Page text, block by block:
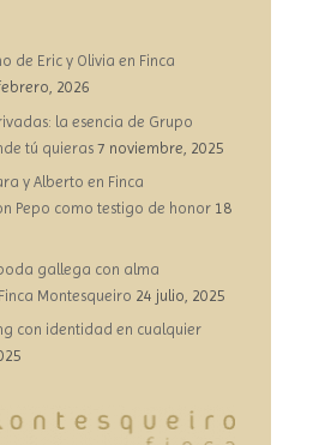
de Eric y Olivia en Finca
2026
la esencia de Grupo
tú quieras 7 noviembre, 2025
y Alberto en Finca
Pepo como testigo de honor 18
gallega con alma
Montesqueiro 24 julio, 2025
con identidad en cualquier